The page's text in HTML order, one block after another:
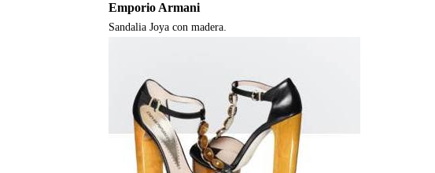
Emporio Armani
Sandalia Joya con madera.